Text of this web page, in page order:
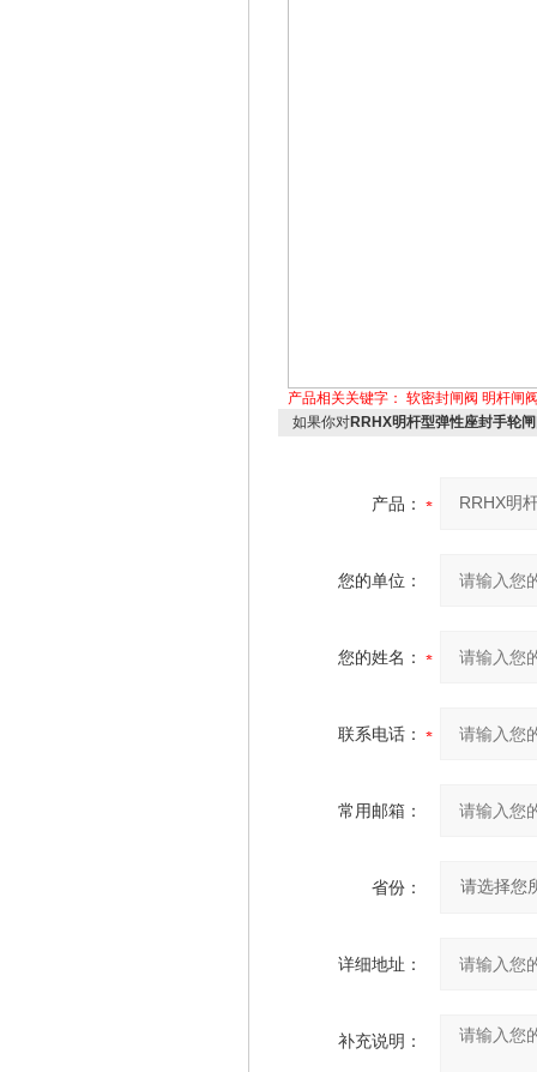
产品相关关键字： 软密封闸阀 明杆闸
如果你对RRHX明杆型弹性座封手轮
产品：
您的单位：
您的姓名：
联系电话：
常用邮箱：
省份：
详细地址：
补充说明：